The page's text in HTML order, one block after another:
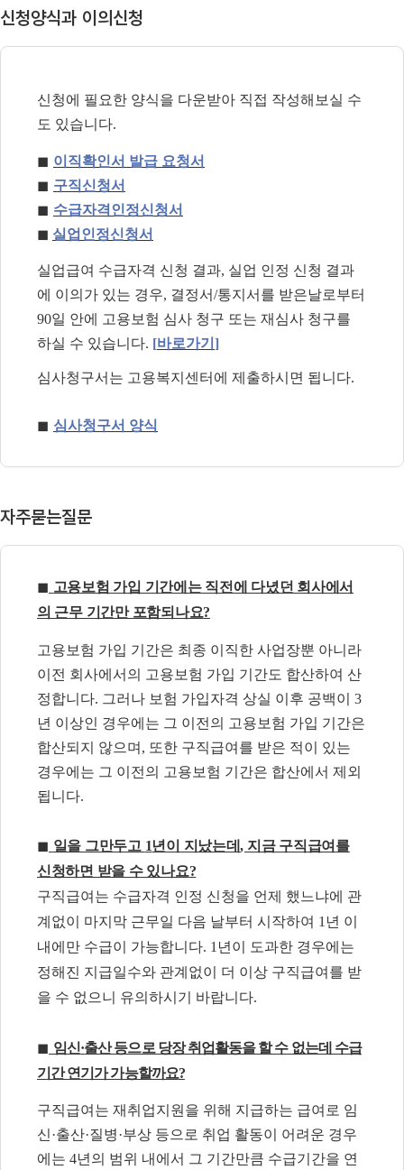
신청양식과 이의신청
신청에 필요한 양식을 다운받아 직접 작성해보실 수
도 있습니다.
◼ 이직확인서 발급 요청서
◼ 구직신청서
◼ 수급자격인정신청서
◼ 실업인정신청서
실업급여 수급자격 신청 결과, 실업 인정 신청 결과
에 이의가 있는 경우, 결정서/통지서를 받은날로부터
90일 안에
고용보험 심사 청구 또는 재심사 청구를
하실 수 있습니다. [바로가기 ]
심사청구서는 고용복지센터에 제출하시면 됩니다.
◼ 심사청구서 양식
자주묻는질문
◼ 고용보험 가입 기간에는 직전에 다녔던 회사에서
의 근무 기간만 포함되나요?
고용보험 가입 기간은 최종 이직한 사업장뿐 아니라
이전 회사에서의 고용보험 가입 기간도 합산하여 산
정합니다. 그러나 보험 가입자격 상실 이후 공백이 3
년 이상인 경우에는 그 이전의 고용보험 가입 기간은
합산되지 않으며 , 또한 구직급여를 받은 적이 있는
경우에는 그 이전의 고용보험 기간은 합산에서 제외
됩니다.
◼ 일을 그만두고 1년이 지났는데, 지금 구직급여를
신청하면 받을 수 있나요?
구직급여는 수급자격 인정 신청을 언제 했느냐에 관
계없이 마지막 근무일 다음 날부터 시작하여 1 년 이
내에만 수급이 가능합니다. 1 년이 도과한 경우에는
정해진 지급일수와 관계없이 더 이상 구직급여를 받
을 수 없으니 유의하시기 바랍니다.
◼ 임신·출산 등으로 당장 취업활동을 할 수 없는데 수급
기간 연기가 가능할까요?
구직급여는 재취업지원을 위해 지급하는 급여로 임
신·출산·질병·부상 등으로 취업 활동이 어려운 경우
에는 4년의 범위 내에서 그 기간만큼 수급기간을 연